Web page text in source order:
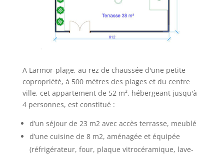
A Larmor-plage, au rez de chaussée d'une petite
copropriété, à 500 mètres des plages et du centre
ville, cet appartement de 52 m², hébergeant jusqu'à
4 personnes, est constitué :
d’un séjour de 23 m2 avec accès terrasse, meublé
d’une cuisine de 8 m2, aménagée et équipée
(réfrigérateur, four, plaque vitrocéramique, lave-